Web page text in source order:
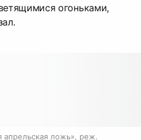
огоньками,
апрельская ложь», реж.